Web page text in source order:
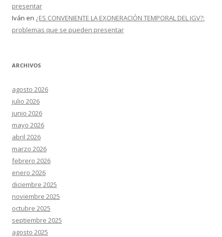
presentar
Iván en ¿ES CONVENIENTE LA EXONERACIÓN TEMPORAL DEL IGV?:
problemas que se pueden presentar
ARCHIVOS
agosto 2026
julio 2026
junio 2026
mayo 2026
abril 2026
marzo 2026
febrero 2026
enero 2026
diciembre 2025
noviembre 2025
octubre 2025
septiembre 2025
agosto 2025